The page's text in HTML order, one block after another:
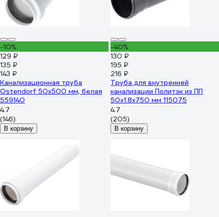
-10%
129 ₽
135 ₽
143 ₽
Канализационная труба
Ostendorf 50х500 мм, белая
559140
4.7
(146)
В корзину
-40%
130 ₽
195 ₽
216 ₽
Труба для внутренней
канализации Политэк из ПП
50х1.8х750 мм 115075
4.7
(205)
В корзину